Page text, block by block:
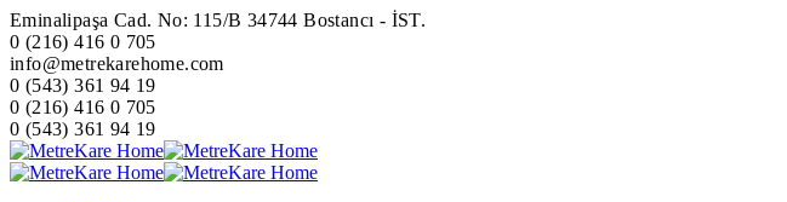
Eminalipaşa Cad. No: 115/B 34744 Bostancı - İST.
0 (216) 416 0 705
info@metrekarehome.com
0 (543) 361 94 19
0 (216) 416 0 705
0 (543) 361 94 19